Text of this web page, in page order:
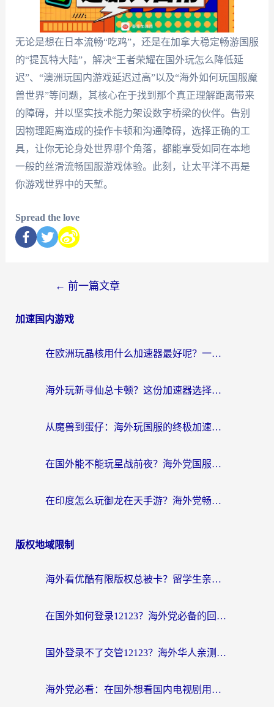
无论是想在日本流畅“吃鸡”，还是在加拿大稳定畅游国服
的“提瓦特大陆”，解决“王者荣耀在国外玩怎么降低延
迟”、“澳洲玩国内游戏延迟过高”以及“海外如何玩国服魔
兽世界”等问题，其核心在于找到那个真正理解距离带来
的障碍，并以坚实技术能力架设数字桥梁的伙伴。告别
因物理距离造成的操作卡顿和沟通障碍，选择正确的工
具，让你无论身处世界哪个角落，都能享受如同在本地
一般的丝滑流畅国服游戏体验。此刻，让太平洋不再是
你游戏世界中的天堑。
Spread the love
← 前一篇文章
加速国内游戏
在欧洲玩晶核用什么加速器最好呢？一个老玩家的真心话
海外玩新寻仙总卡顿？这份加速器选择指南让你秒回国服流畅体验
从魔兽到蛋仔：海外玩国服的终极加速指南，找到你的专属高速通道
在国外能不能玩星战前夜？海外党国服游戏不卡顿的秘密武器在这里
在印度怎么玩御龙在天手游？海外党畅玩国服的终极生存指南
版权地域限制
海外看优酷有限版权总被卡？留学生亲测有效的回国加速器选择指南
在国外如何登录12123？海外党必备的回国加速实用指南
国外登录不了交管12123？海外华人亲测有效的回国加速器选择指南
海外党必看：在国外想看国内电视剧用什么软件？3步解决地域限制